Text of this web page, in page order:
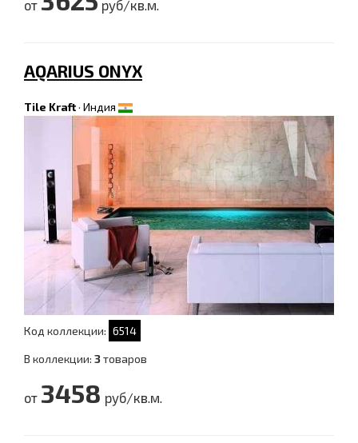
от руб/кв.м.
AQARIUS ONYX
Tile Kraft· Индия
Код коллекции: 6514
В коллекции: 3товаров
от 3458 руб/кв.м.